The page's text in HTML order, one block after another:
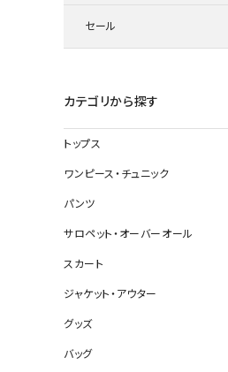
セール
カテゴリから探す
トップス
ワンピース・チュニック
パンツ
サロペット・オーバーオール
スカート
ジャケット・アウター
グッズ
バッグ